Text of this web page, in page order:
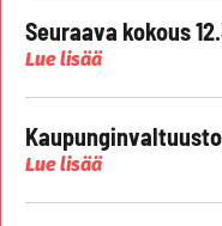
Seuraava kokous
Lue lisää
Lue lisää